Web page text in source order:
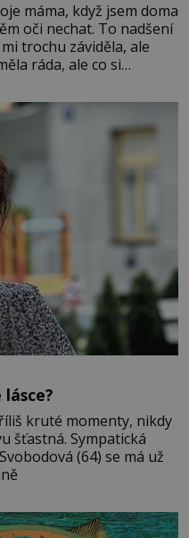
máma, když jsem doma
oči nechat. To nadšení
trochu záviděla, ale
ráda, ale co si
jiná doba, když
kruté momenty, nikdy
Sympatická
(64) se má už